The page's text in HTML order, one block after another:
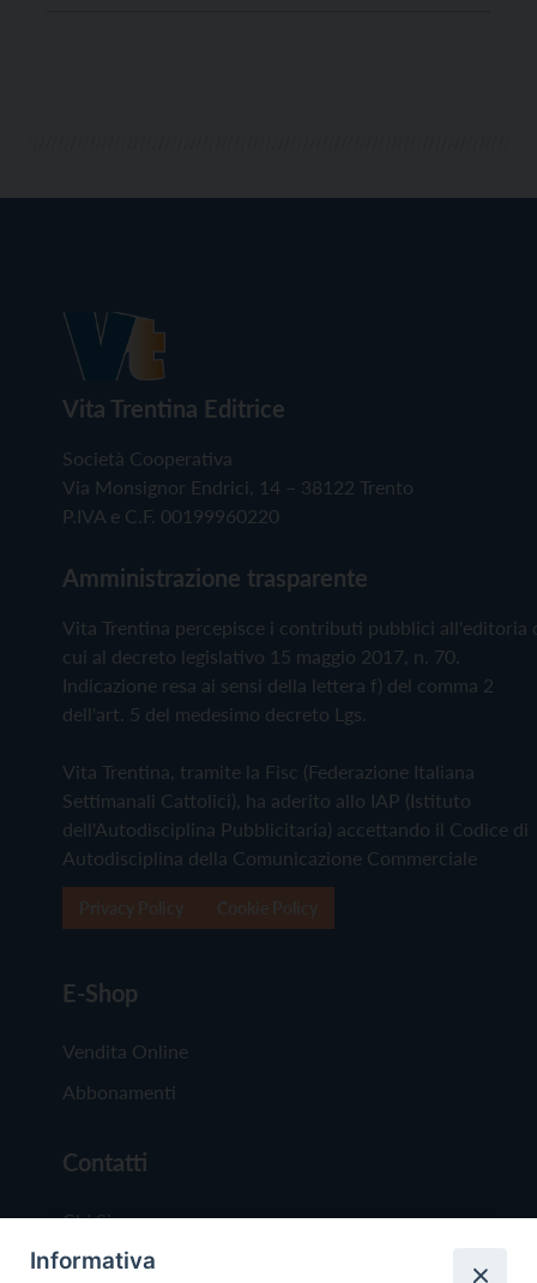
Vita Trentina Editrice
Società Cooperativa
Via Monsignor Endrici, 14 – 38122 Trento
P.IVA e C.F. 00199960220
Amministrazione trasparente
Vita Trentina percepisce i contributi pubblici all'editoria
cui al decreto legislativo 15 maggio 2017, n. 70.
Indicazione resa ai sensi della lettera f) del comma 2
dell'art. 5 del medesimo decreto Lgs.
Vita Trentina, tramite la Fisc (Federazione Italiana
Settimanali Cattolici), ha aderito allo IAP (Istituto
dell'Autodisciplina Pubblicitaria) accettando il Codice di
Autodisciplina della Comunicazione Commerciale
E-Shop
Vendita Online
Abbonamenti
Contatti
Chi Siamo
Redazione
Informativa